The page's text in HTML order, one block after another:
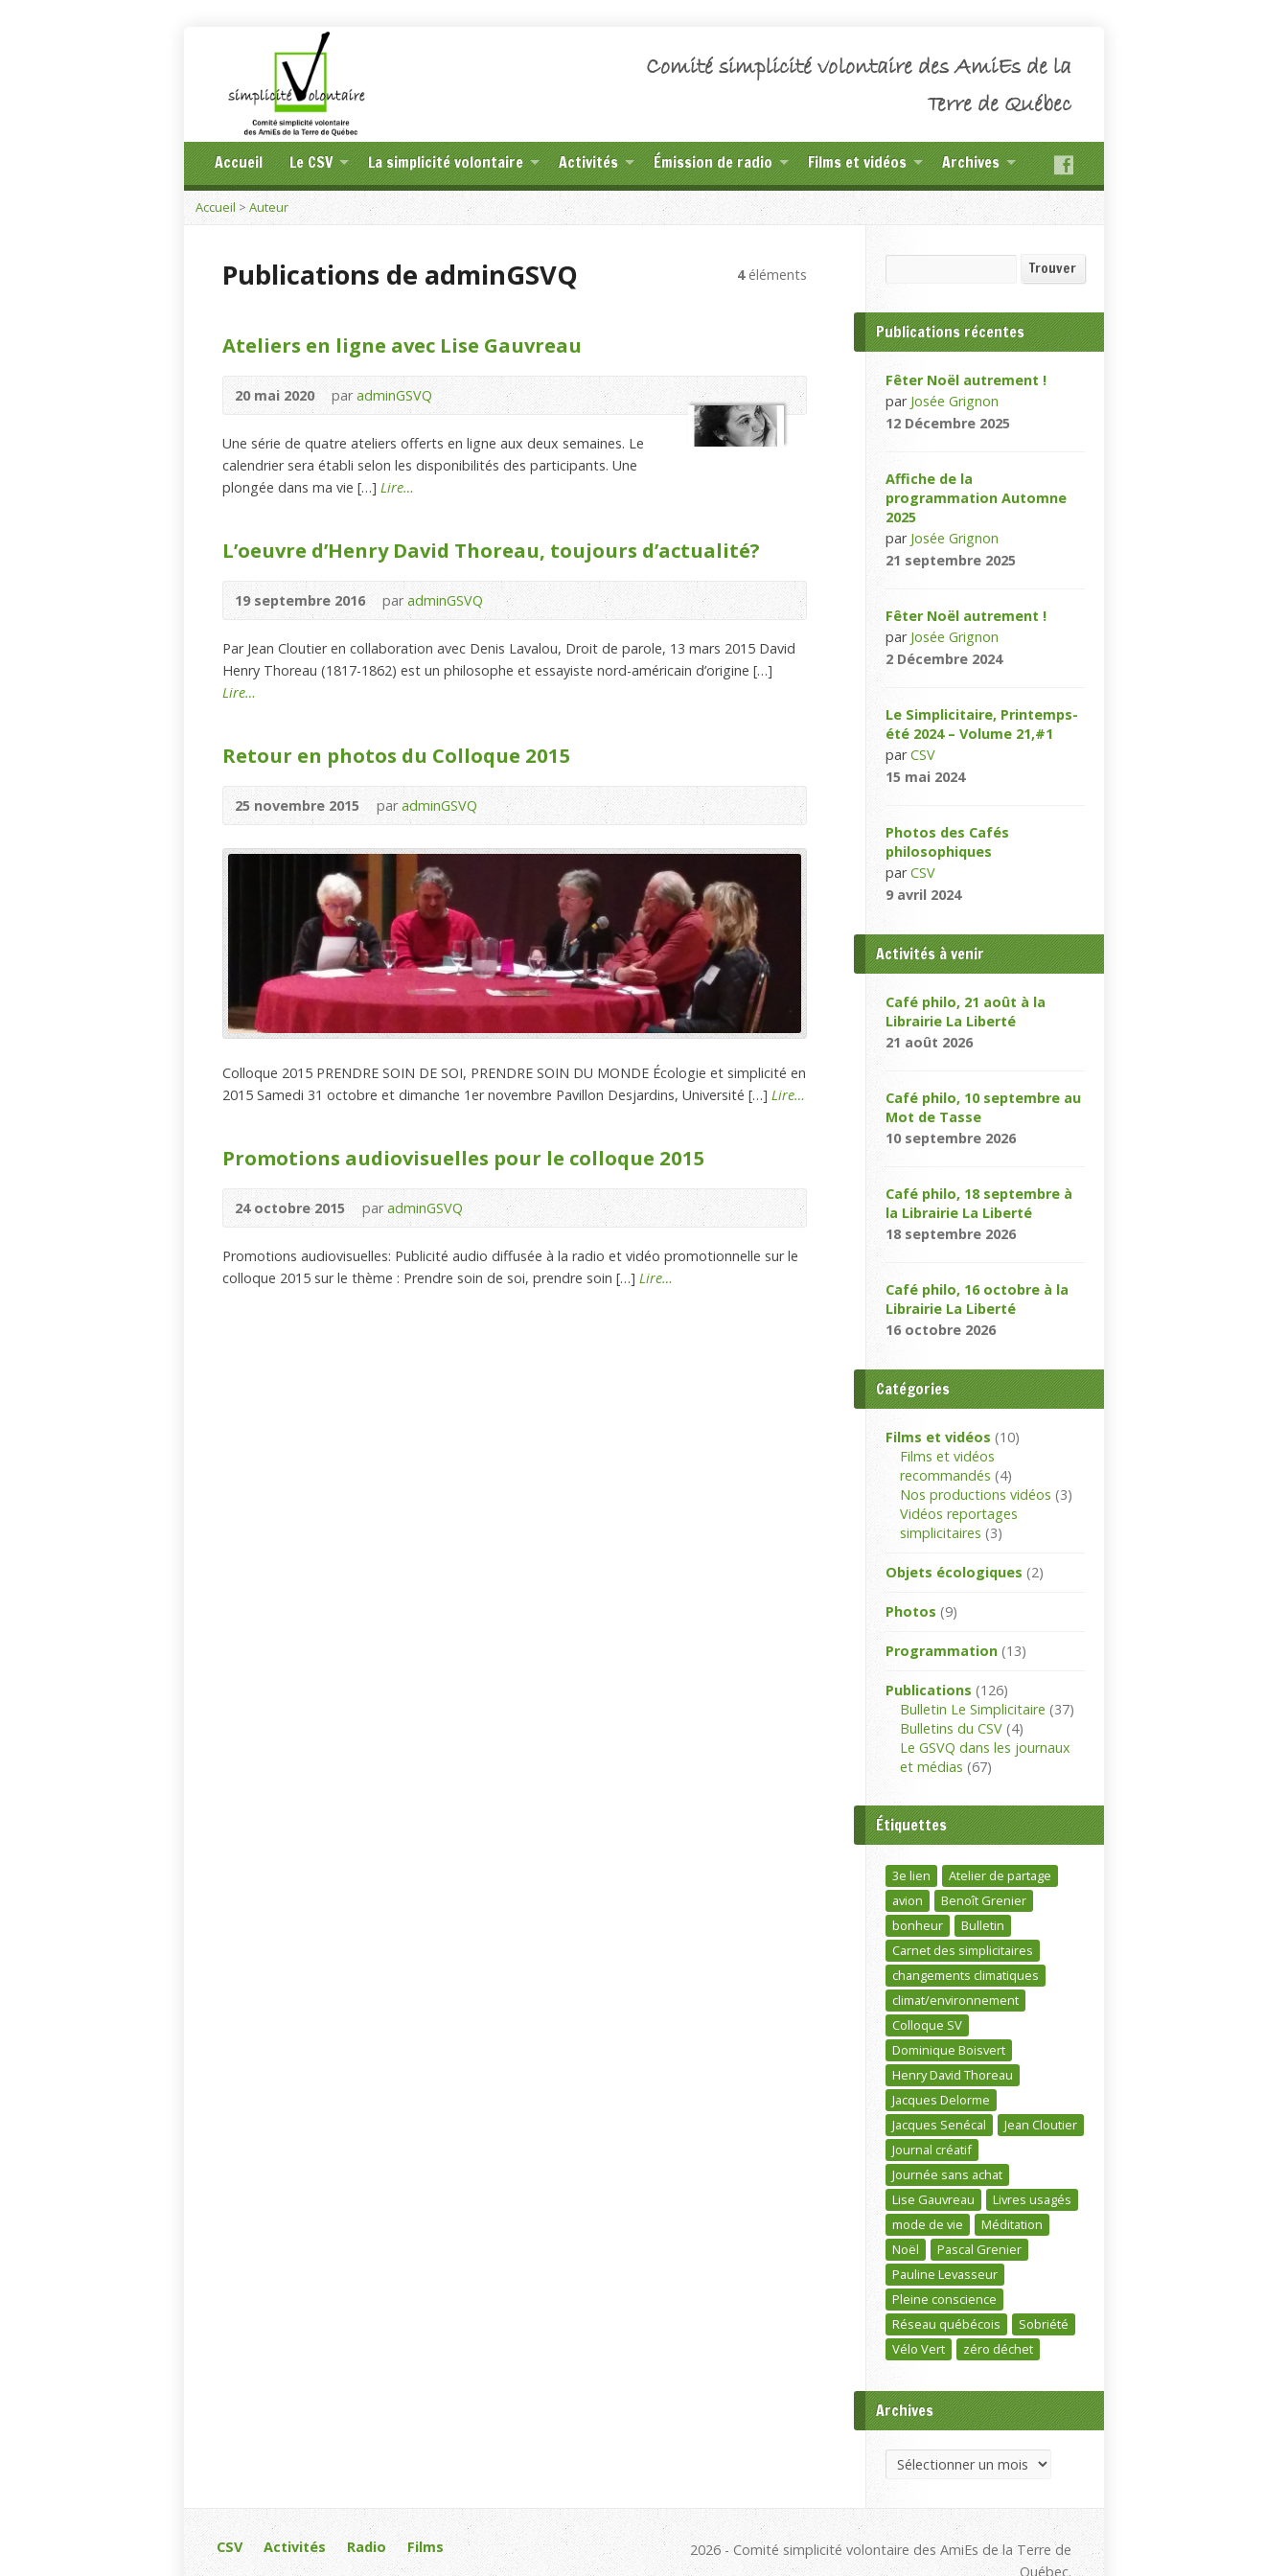
Comité simplicité volontaire des AmiEs de la
Terre de Québec
Accueil Le CSV La simplicité volontaire Activités Émission de radio Films et vidéos Archives
Accueil>Auteur
Publications de adminGSVQ 4éléments
Ateliers en ligne avec Lise Gauvreau
20 mai 2020 paradminGSVQ
Une série de quatre ateliers offerts en ligne aux deux semaines. Le
calendrier sera établi selon les disponibilités des participants. Une
plongée dans ma vie […] Lire…
L’oeuvre d’Henry David Thoreau, toujours d’actualité?
19 septembre 2016 paradminGSVQ
Par Jean Cloutier en collaboration avec Denis Lavalou, Droit de parole, 13 mars 2015 David
Henry Thoreau (1817-1862) est un philosophe et essayiste nord-américain d’origine […]
Lire…
Retour en photos du Colloque 2015
25 novembre 2015 paradminGSVQ
Colloque 2015 PRENDRE SOIN DE SOI, PRENDRE SOIN DU MONDE Écologie et simplicité en
2015 Samedi 31 octobre et dimanche 1er novembre Pavillon Desjardins, Université […] Lire…
Promotions audiovisuelles pour le colloque 2015
24 octobre 2015 paradminGSVQ
Promotions audiovisuelles: Publicité audio diffusée à la radio et vidéo promotionnelle sur le
colloque 2015 sur le thème : Prendre soin de soi, prendre soin […] Lire…
Trouver
Publications récentes
Fêter Noël autrement !
par Josée Grignon
12 Décembre 2025
Affiche de la
programmation Automne
2025
par Josée Grignon
21 septembre 2025
Fêter Noël autrement !
par Josée Grignon
2 Décembre 2024
Le Simplicitaire, Printemps-
été 2024 – Volume 21,#1
parCSV
15 mai 2024
Photos des Cafés
philosophiques
parCSV
9 avril 2024
Activités à venir
Café philo, 21 août à la
Librairie La Liberté
21 août 2026
Café philo, 10 septembre au
Mot de Tasse
10 septembre 2026
Café philo, 18 septembre à
la Librairie La Liberté
18 septembre 2026
Café philo, 16 octobre à la
Librairie La Liberté
16 octobre 2026
Catégories
Films et vidéos (10)
Films et vidéos
recommandés (4)
Nos productions vidéos (3)
Vidéos reportages
simplicitaires (3)
Objets écologiques (2)
Photos (9)
Programmation (13)
Publications (126)
Bulletin Le Simplicitaire (37)
Bulletins du CSV (4)
Le GSVQ dans les journaux
et médias (67)
Étiquettes
3e lien
Atelier de partage
avion
Benoît Grenier
bonheur
Bulletin
Carnet des simplicitaires
changements climatiques
climat/environnement
Colloque SV
Dominique Boisvert
Henry David Thoreau
Jacques Delorme
Jacques Senécal
Jean Cloutier
Journal créatif
Journée sans achat
Lise Gauvreau
Livres usagés
mode de vie
Méditation
Noël
Pascal Grenier
Pauline Levasseur
Pleine conscience
Réseau québécois
Sobriété
Vélo Vert
zéro déchet
Archives
Archives
CSV Activités Radio Films
2026 - Comité simplicité volontaire des AmiEs de la Terre de
Québec.